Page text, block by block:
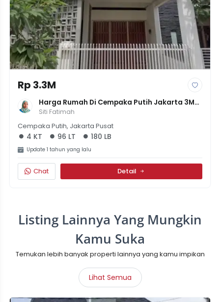
Rp 3.3M
Harga Rumah Di Cempaka Putih Jakarta 3M-
An SHM 4 Kamar
Siti Fatimah
Cempaka Putih, Jakarta Pusat
4 KT 96 LT 180 LB
Update 1 tahun yang lalu
Chat Detail
Listing Lainnya Yang Mungkin
Kamu Suka
Temukan lebih banyak properti lainnya yang kamu impikan
Lihat Semua